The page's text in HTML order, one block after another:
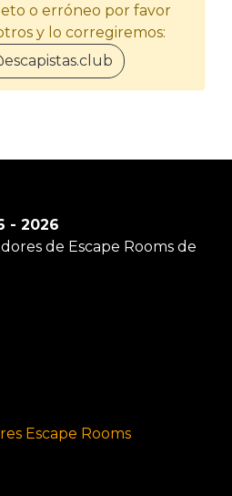
o erróneo por favor
y lo corregiremos:
- 2026
de Escape Rooms de
Escape Rooms